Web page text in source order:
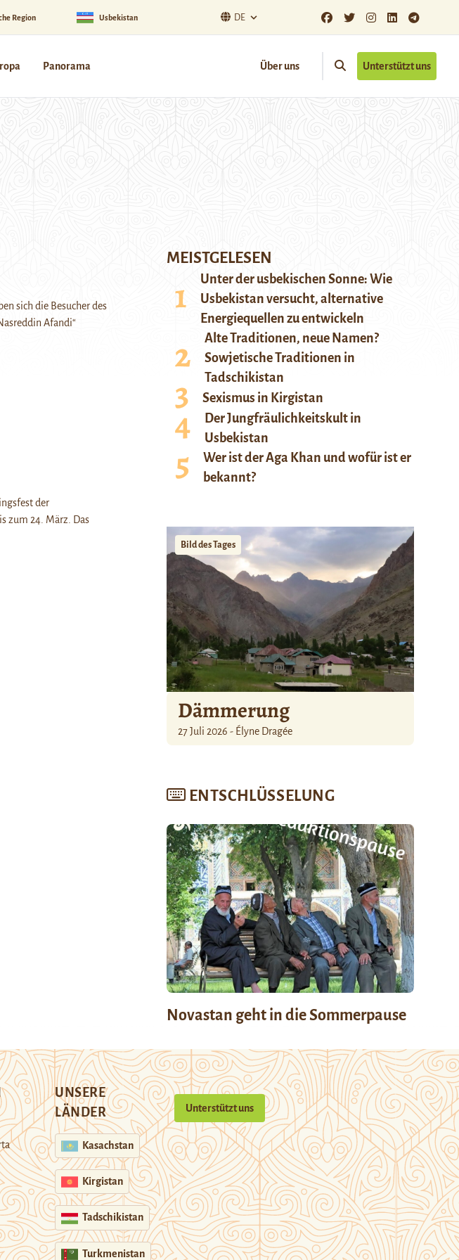
Region Usbekistan DE
Panorama Über uns Unterstützt uns
sich die Besucher des
Afandi“
der
zum 24. März. Das
MEISTGELESEN
Unter der usbekischen Sonne: Wie
Usbekistan versucht, alternative
Energiequellen zu entwickeln
Alte Traditionen, neue Namen?
Sowjetische Traditionen in
Tadschikistan
Sexismus in Kirgistan
Der Jungfräulichkeitskult in
Usbekistan
Wer ist der Aga Khan und wofür ist er
bekannt?
Bild des Tages
Dämmerung
27 Juli 2026 - Élyne Dragée
ENTSCHLÜSSELUNG
Novastan geht in die Sommerpause
UNSERE
LÄNDER
Kasachstan
Kirgistan
Tadschikistan
Turkmenistan
Unterstützt uns